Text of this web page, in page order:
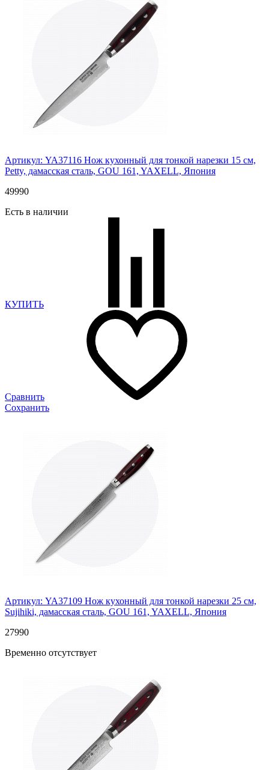
Артикул: YA37116 Нож кухонный для тонкой нарезки 15 см,
Petty, дамасская сталь, GOU 161, YAXELL, Япония
49990
Есть в наличии
КУПИТЬ
Сравнить
Сохранить
Артикул: YA37109 Нож кухонный для тонкой нарезки 25 см,
Sujihiki, дамасская сталь, GOU 161, YAXELL, Япония
27990
Временно отсутствует